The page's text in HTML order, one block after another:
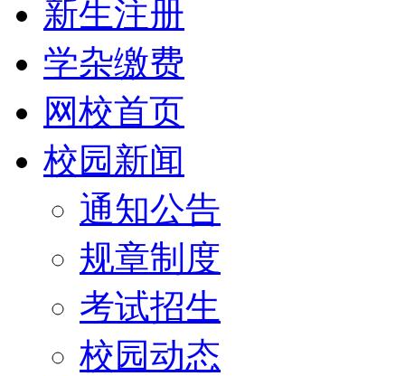
新生注册
学杂缴费
网校首页
校园新闻
通知公告
规章制度
考试招生
校园动态